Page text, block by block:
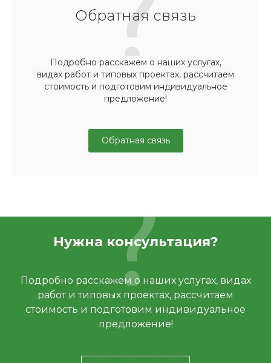
Обратная связь
Подробно расскажем о наших услугах,
видах работ и типовых проектах, рассчитаем
стоимость и подготовим индивидуальное
предложение!
Обратная связь
Нужна консультация?
Подробно расскажем о наших услугах, видах
работ и типовых проектах, рассчитаем
стоимость и подготовим индивидуальное
предложение!